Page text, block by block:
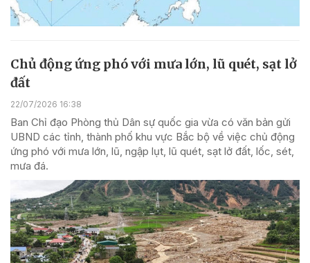
Chủ động ứng phó với mưa lớn, lũ quét, sạt lở
đất
22/07/2026 16:38
Ban Chỉ đạo Phòng thủ Dân sự quốc gia vừa có văn bản gửi
UBND các tỉnh, thành phố khu vực Bắc bộ về việc chủ động
ứng phó với mưa lớn, lũ, ngập lụt, lũ quét, sạt lở đất, lốc, sét,
mưa đá.